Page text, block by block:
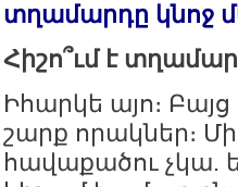
տղամարդը կնոջ
Հիշո՞ւմ է
Իհարկե այո։
շարք որակներ։
հավաքածու չկա.